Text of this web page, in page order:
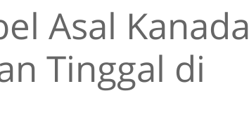
Asal Kanada
Tinggal di